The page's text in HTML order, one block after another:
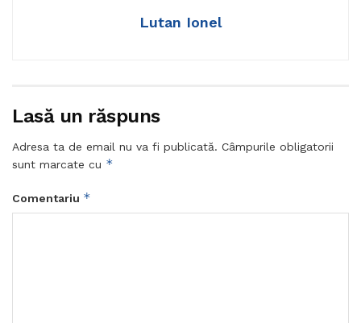
Lutan Ionel
Lasă un răspuns
Adresa ta de email nu va fi publicată. Câmpurile obligatorii
sunt marcate cu *
Comentariu *